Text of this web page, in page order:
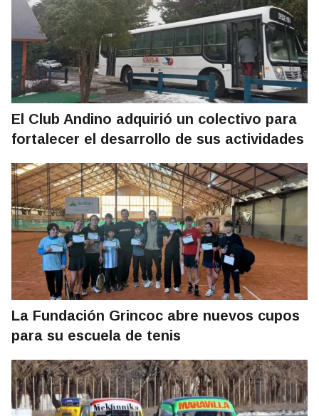
El Club Andino adquirió un colectivo para
fortalecer el desarrollo de sus actividades
La Fundación Grincoc abre nuevos cupos
para su escuela de tenis